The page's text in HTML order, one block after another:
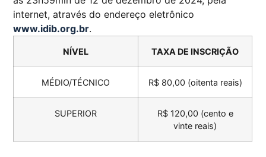
internet, através do endereço eletrônico
www.idib.org.br.
NÍVEL TAXA DE INSCRIÇÃO
MÉDIO/TÉCNICO R$ 80,00 (oitenta reais)
SUPERIOR
R$ 120,00 (cento e
vinte reais)